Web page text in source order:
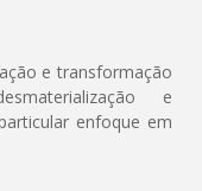
e transformação
e
enfoque em